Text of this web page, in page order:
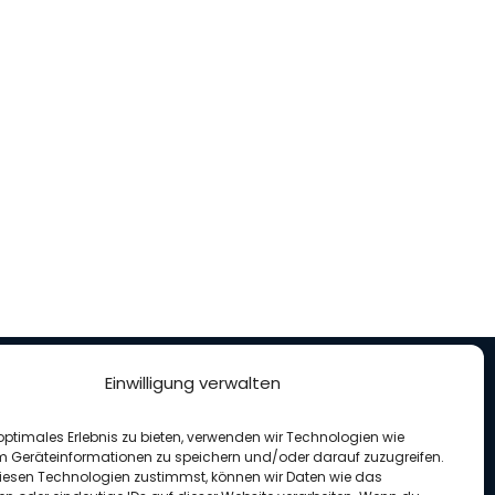
Einwilligung verwalten
Erlebnis zu bieten, verwenden wir Technologien wie
Geräteinformationen zu speichern und/oder darauf zuzugreifen.
Technologien zustimmst, können wir Daten wie das
uns
für unseren Verein